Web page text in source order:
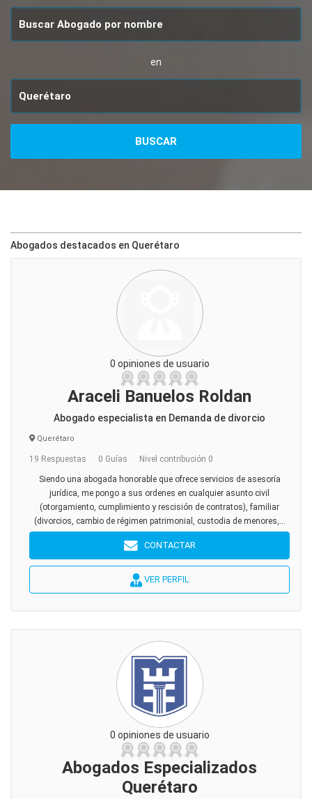
en
Abogados destacados en Querétaro
0 opiniones de usuario
Araceli Banuelos Roldan
Abogado especialista en Demanda de divorcio
Querétaro
19 Respuestas 0 Guías Nivel contribución 0
Siendo una abogada honorable que ofrece servicios de asesoría
jurídica, me pongo a sus ordenes en cualquier asunto civil
(otorgamiento, cumplimiento y rescisión de contratos), familiar
(divorcios, cambio de régimen patrimonial, custodia de menores,...
CONTACTAR
VER PERFIL
0 opiniones de usuario
Abogados Especializados
Querétaro